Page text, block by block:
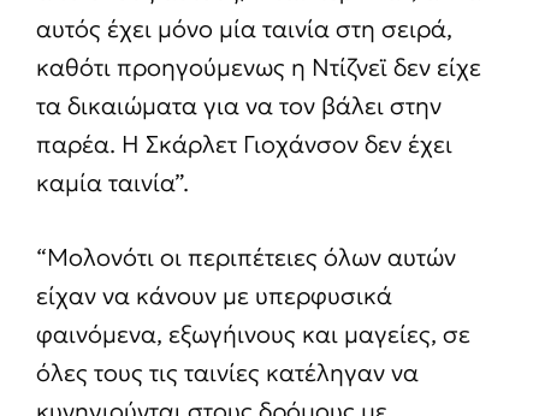
αυτός έχει μόνο μία ταινία στη σειρά,
καθότι προηγούμενως η Ντίζνεϊ δεν είχε
τα δικαιώματα για να τον βάλει στην
παρέα. Η Σκάρλετ Γιοχάνσον δεν έχει
καμία ταινία”.
“Μολονότι οι περιπέτειες όλων αυτών
είχαν να κάνουν με υπερφυσικά
φαινόμενα, εξωγήινους και μαγείες, σε
όλες τους τις ταινίες κατέληγαν να